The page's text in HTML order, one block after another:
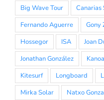
Big Wave Tour
Canarias
Fernando Aguerre
Gony
Hossegor
ISA Joan
Jonathan González
Kitesurf
Longboard
Mirka Solar
Natxo